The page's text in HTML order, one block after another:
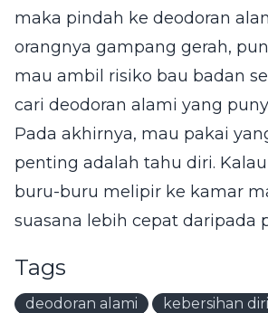
maka pindah ke deodoran
orangnya gampang gerah,
mau ambil risiko bau badan
cari deodoran alami yang
Pada akhirnya, mau pakai
penting adalah tahu diri.
buru-buru melipir ke kamar
suasana lebih cepat daripada
Tags
deodoran alami kebersihan diri